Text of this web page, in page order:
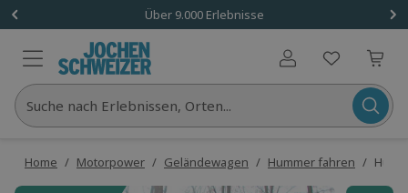
Über 9.000 Erlebnisse
Benutzerkonto
Suche nach Erlebnissen, Orten...
Home / Motorpower / Geländewagen / Hummer fahren /